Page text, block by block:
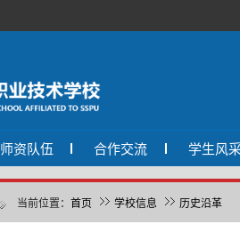
师资队伍 合作交流 学生风
当前位置： 首页 学校信息 历史沿革